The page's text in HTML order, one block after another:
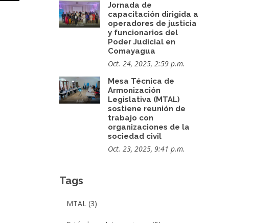
Jornada de
capacitación dirigida a
operadores de justicia
y funcionarios del
Poder Judicial en
Comayagua
Oct. 24, 2025, 2:59 p.m.
Mesa Técnica de
Armonización
Legislativa (MTAL)
sostiene reunión de
trabajo con
organizaciones de la
sociedad civil
Oct. 23, 2025, 9:41 p.m.
Tags
MTAL (3)